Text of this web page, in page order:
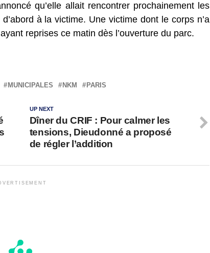
qu’elle allait rencontrer prochainement les
à la victime. Une victime dont le corps n’a
reprises ce matin dès l’ouverture du parc.
MUNICIPALES NKM PARIS
UP NEXT
Dîner du CRIF : Pour calmer les
tensions, Dieudonné a proposé
de régler l’addition